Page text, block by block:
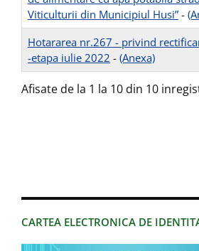
CARTEA ELECTRONICA DE
Viticulturii din Municipiul Husi” -
Hotararea nr.267 - privind
-etapa iulie 2022 - (Anexa)
Afisate de la 1 la 10 din 10